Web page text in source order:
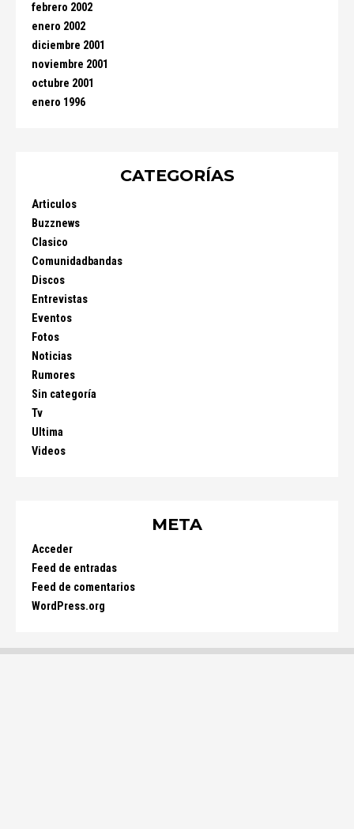
febrero 2002
enero 2002
diciembre 2001
noviembre 2001
octubre 2001
enero 1996
CATEGORÍAS
Articulos
Buzznews
Clasico
Comunidadbandas
Discos
Entrevistas
Eventos
Fotos
Noticias
Rumores
Sin categoría
Tv
Ultima
Videos
META
Acceder
Feed de entradas
Feed de comentarios
WordPress.org